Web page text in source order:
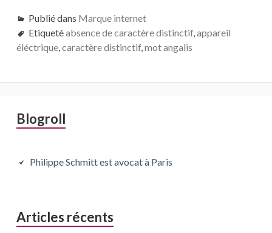
Publié dans Marque internet
Etiquetéabsence de caractère distinctif,appareil
éléctrique,caractère distinctif,mot angalis
Barre
principale
Blogroll
Philippe Schmitt est avocat à Paris
Articles récents